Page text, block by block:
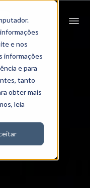
e nos
informações
e para
tanto
obter mais
leia